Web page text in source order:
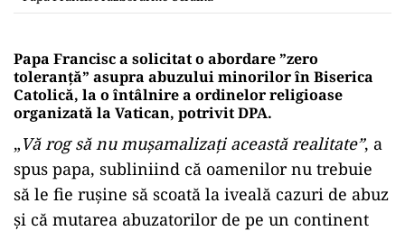
Papa Francisc a solicitat o abordare ”zero
toleranţă” asupra abuzului minorilor în Biserica
Catolică, la o întâlnire a ordinelor religioase
organizată la Vatican, potrivit DPA.
„Vă rog să nu muşamalizaţi această realitate”, a
spus papa, subliniind că oamenilor nu trebuie
să le fie ruşine să scoată la iveală cazuri de abuz
şi că mutarea abuzatorilor de pe un continent